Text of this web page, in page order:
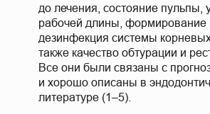
до лечения, состояние пульпы,
рабочей длины, формирование
дезинфекция системы
также качество обтурации и
Все они были связаны с
и хорошо описаны в
литературе (1–5).